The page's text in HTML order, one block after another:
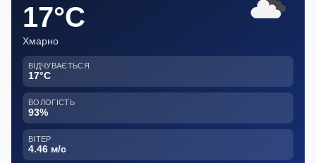
17°C
Хмарно
ВІДЧУВАЄТЬСЯ
17°C
ВОЛОГІСТЬ
93%
ВІТЕР
4.46 м/с